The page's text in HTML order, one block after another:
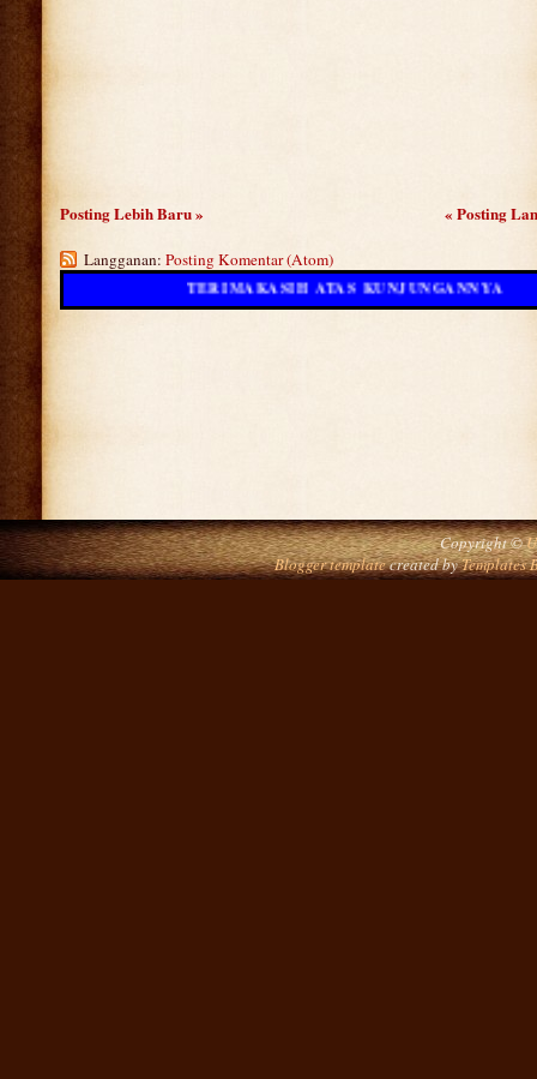
Posting Lebih Baru » « Posting
Langganan: Posting Komentar (Atom)
TERIMAKASIH ATAS KUNJUNGANNYA
Copyright ©
Blogger templatecreated byTemplates